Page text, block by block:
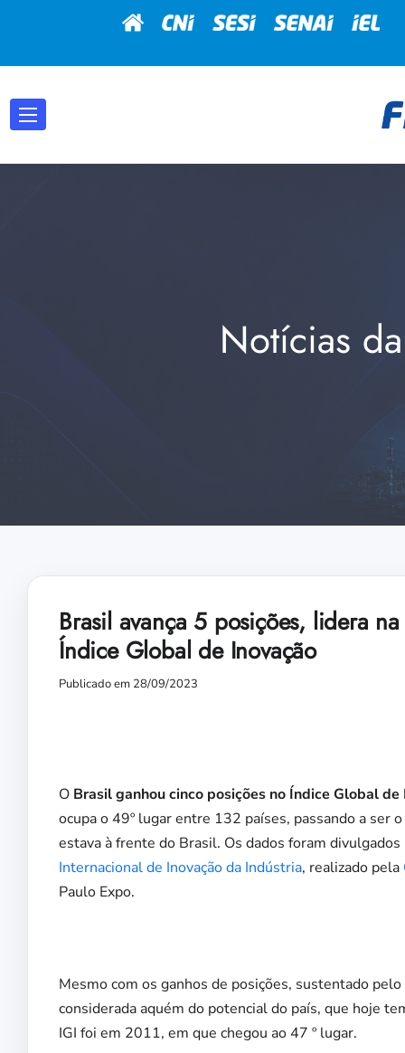
Notícias
Brasil avança 5 posições, lidera
Índice Global de Inovação
Publicado em 28/09/2023
O Brasil ganhou cinco posições no Índice Global de
ocupa o 49º lugar entre 132 países, passando a ser
estava à frente do Brasil. Os dados foram
Internacional de Inovação da Indústria, realizado pela
Paulo Expo.
Mesmo com os ganhos de posições, sustentado
considerada aquém do potencial do país, que hoje
IGI foi em 2011, em que chegou ao 47 º lugar.